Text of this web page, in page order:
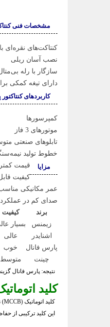
مشخصات فنی
کنتاکت‌های نقره‌ای
نصب آسان ریلی
سازگار با رله
دارای تیغه کمکی
کاربردهای
کمپرسورها
موتورهای 3 فاز
تابلوهای صنعتی
خطوط تولید
مزایا
قیمت
کیفیت
عمر مکانیکی
صدای کم در عملکرد
برند کیفیت
زیمنس
بسیار
اشنایدر
عالی
پارس فانال
خوب
چینت
متوسط
نتیجه: پارس فانال
کلید
کلید اتوماتیک (MCCB) نقش مهمی در حفاظت مدارهای قدرت دارد.
این کلید ترکیبی از